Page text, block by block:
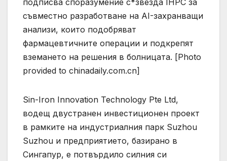
подписва споразумение с*звезда IHPC за
съвместно разработване на AI-захранващи
анализи, които подобряват
фармацевтичните операции и подкрепят
вземането на решения в болницата. [Photo
provided to chinadaily.com.cn]
Sin-Iron Innovation Technology Pte Ltd,
водещ двустранен инвестиционен проект
в рамките на индустриалния парк Suzhou
Suzhou и предприятието, базирано в
Сингапур, е потвърдило силния си